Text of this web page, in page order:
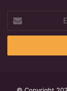
your
Email